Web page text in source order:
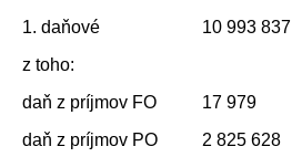
1. daňové
10 993 837
z toho:
daň z príjmov FO
17 979
daň z príjmov PO
2 825 628